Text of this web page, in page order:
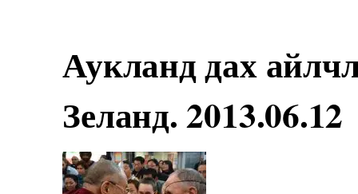
Аукланд дах
Зеланд. 2013.06.12